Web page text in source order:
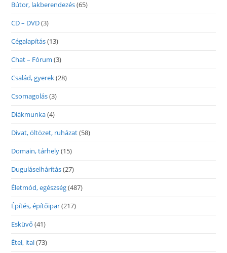
Bútor, lakberendezés(65)
CD – DVD(3)
Cégalapítás(13)
Chat – Fórum (3)
Család, gyerek(28)
Csomagolás(3)
Diákmunka(4)
Divat, öltözet, ruházat(58)
Domain, tárhely(15)
Duguláselhárítás(27)
Életmód, egészség(487)
Építés, építőipar(217)
Esküvő (41)
Étel, ital(73)